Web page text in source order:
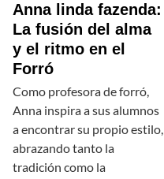
Anna linda fazenda:
La fusión del alma
y el ritmo en el
Forró
Como profesora de forró,
Anna inspira a sus alumnos
a encontrar su propio estilo,
abrazando tanto la
tradición como la